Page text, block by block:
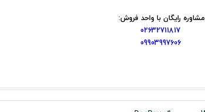
مشاوره رایگان با واحد فروش:
02632711817
09903997606